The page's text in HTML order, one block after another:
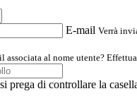
E-mail Verrà
associata al nome utente?
prega di controllare la